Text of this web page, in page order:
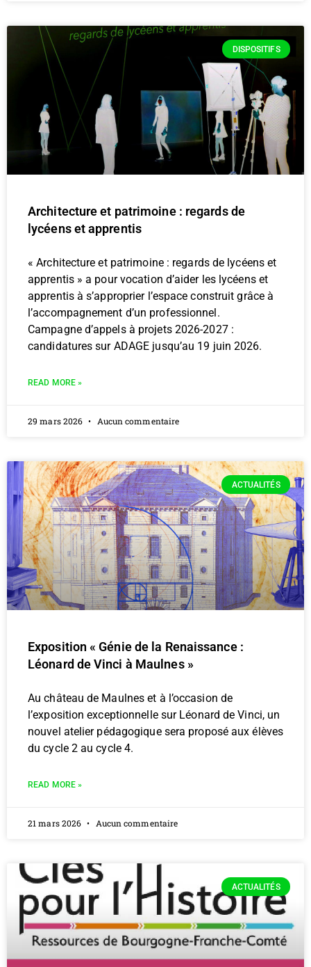
DISPOSITIFS
Architecture et patrimoine : regards de
lycéens et apprentis
« Architecture et patrimoine : regards de lycéens et
apprentis » a pour vocation d’aider les lycéens et
apprentis à s’approprier l’espace construit grâce à
l’accompagnement d’un professionnel.
Campagne d’appels à projets 2026-2027 :
candidatures sur ADAGE jusqu’au 19 juin 2026.
READ MORE »
29 mars 2026 Aucun commentaire
ACTUALITÉS
Exposition « Génie de la Renaissance :
Léonard de Vinci à Maulnes »
Au château de Maulnes et à l’occasion de
l’exposition exceptionnelle sur Léonard de Vinci, un
nouvel atelier pédagogique sera proposé aux élèves
du cycle 2 au cycle 4.
READ MORE »
21 mars 2026 Aucun commentaire
ACTUALITÉS